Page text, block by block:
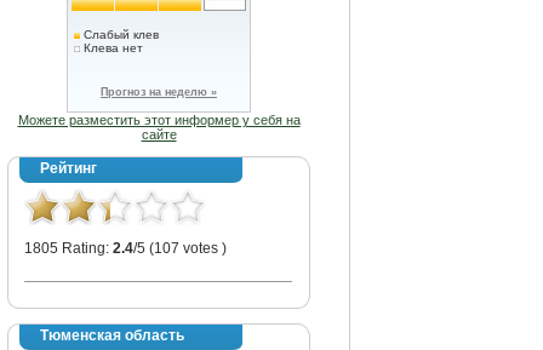
Слабый клев
Клева нет
Прогноз на неделю »
Можете разместить этот информер у себя на
сайте
Рейтинг
1805 Rating: 2.4/5 (107 votes )
Тюменская область